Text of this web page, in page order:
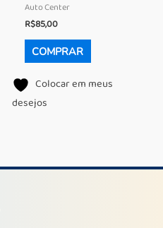
Auto Center
R$85,00
COMPRAR
Colocar em meus
desejos